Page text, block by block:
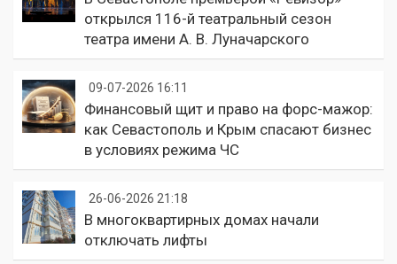
открылся 116-й театральный сезон
театра имени А. В. Луначарского
09-07-2026 16:11
Финансовый щит и право на форс-мажор:
как Севастополь и Крым спасают бизнес
в условиях режима ЧС
26-06-2026 21:18
В многоквартирных домах начали
отключать лифты